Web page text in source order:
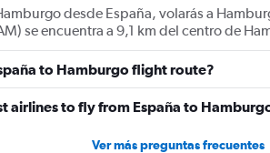
desde España, volarás a
se encuentra a 9,1 km del centro de
to Hamburgo flight route?
airlines to fly from España to
Ver más preguntas frecuentes